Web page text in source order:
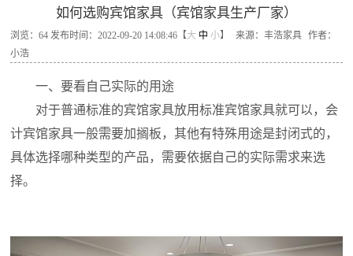
如何选购宾馆家具（宾馆家具生产厂家）
浏览：64 发布时间：2022-09-20 14:08:46【大 中 小】 来源：丰浩家具
作者：
小浩
一、要看自己实际的用途
对于普通标准的宾馆家具放用标准宾馆家具就可以，会
计宾馆家具一般需要加搁板，其他有特殊用途是封闭式的，
具体选择哪种类型的产品，需要依据自己的实际需求来选
择。